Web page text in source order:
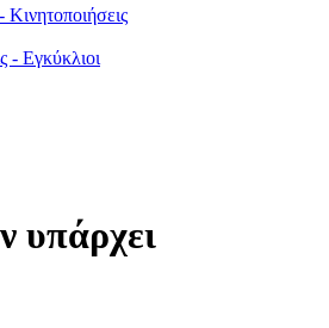
- Εγκύκλιοι
υπάρχει